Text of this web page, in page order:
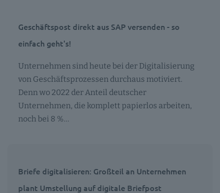
Geschäftspost direkt aus SAP versenden - so
einfach geht's!
Unternehmen sind heute bei der Digitalisierung
von Geschäftsprozessen durchaus motiviert.
Denn wo 2022 der Anteil deutscher
Unternehmen, die komplett papierlos arbeiten,
noch bei 8 %…
Briefe digitalisieren: Großteil an Unternehmen
plant Umstellung auf digitale Briefpost